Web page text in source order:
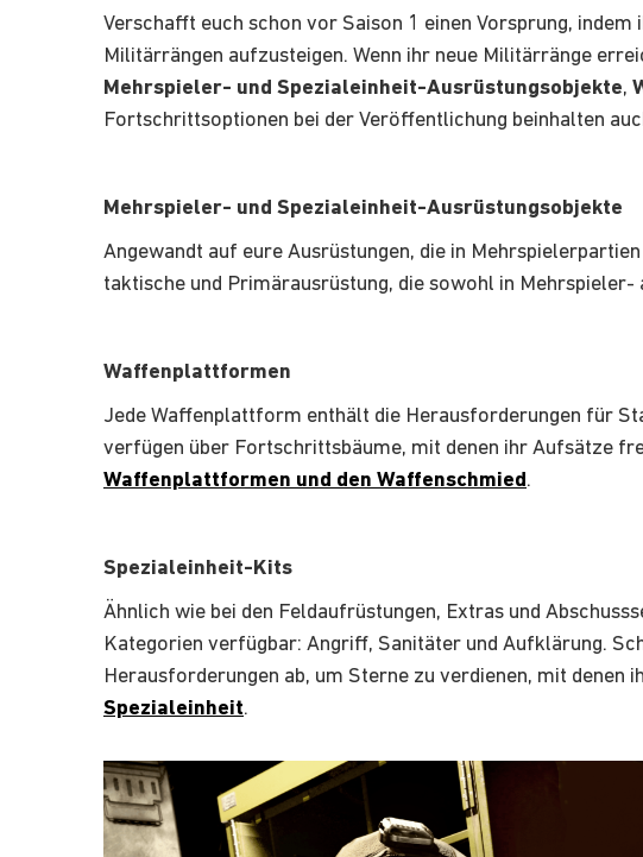
Verschafft euch schon vor Saison 1 einen Vorsprung,
Militärrängen aufzusteigen. Wenn ihr neue Militärränge
Mehrspieler- und Spezialeinheit-Ausrüstungsobjekte,
Fortschrittsoptionen bei der Veröffentlichung beinhalten
Mehrspieler- und Spezialeinheit-Ausrüstungsobjekte
Angewandt auf eure Ausrüstungen, die in
taktische und Primärausrüstung, die sowohl in
Waffenplattformen
Jede Waffenplattform enthält die Herausforderungen für
verfügen über Fortschrittsbäume, mit denen ihr Aufsätze
Waffenplattformen und den Waffenschmied.
Spezialeinheit-Kits
Ähnlich wie bei den Feldaufrüstungen, Extras und
Kategorien verfügbar: Angriff, Sanitäter und Aufklärung.
Herausforderungen ab, um Sterne zu verdienen, mit
Spezialeinheit.